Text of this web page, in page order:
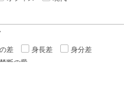
差 身長差
身分差
禁断の愛